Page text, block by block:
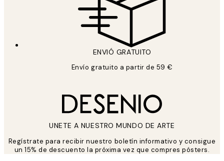
ENVIÓ GRATUITO
Envío gratuito a partir de 59 €
UNETE A NUESTRO MUNDO DE ARTE
Regístrate para recibir nuestro boletín informativo y consigue
un 15% de descuento la próxima vez que compres pósters.